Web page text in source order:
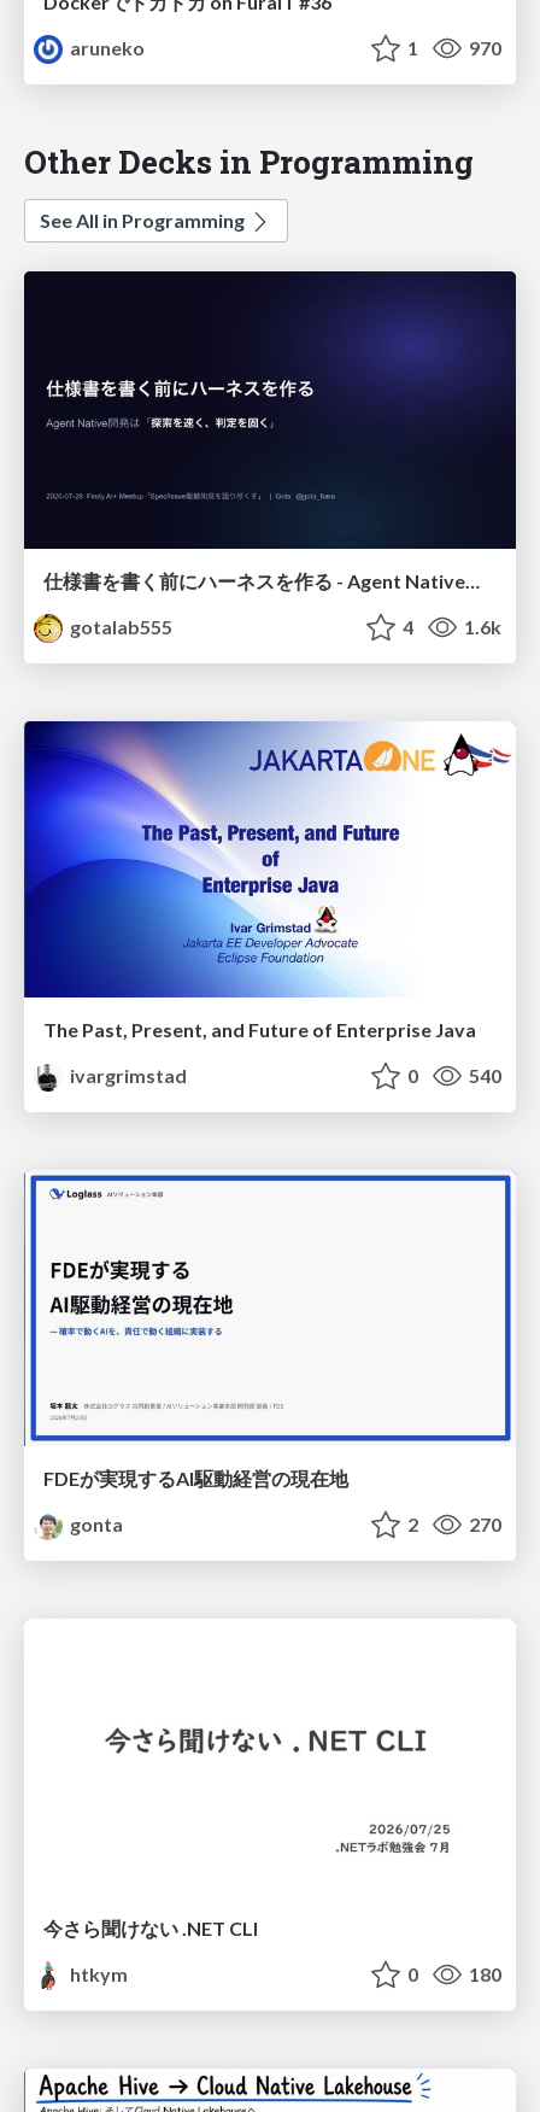
aruneko
1 970
Other Decks in Programming
See All in Programming
gotalab555
4 1.6k
The Past, Present, and Future of Enterprise Java
ivargrimstad
0 540
FDEが実現するAI駆動経営の現在地
gonta
2 270
今さら聞けない .NET CLI
htkym
0 180